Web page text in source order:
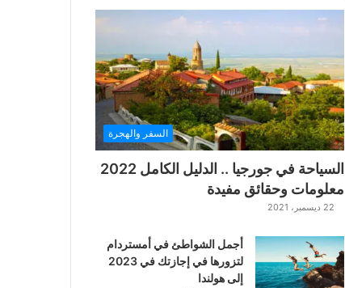
ب
ر
ب
ا
ل
ت
ت
ا
ر
ا
ل
ا
س
السفر والهجرة
السياحة في جورجيا .. الدليل الكامل 2022
معلومات وحقائق مفيدة
22 ديسمبر، 2021
أجمل الشواطئ في أمستردام
لتزورها في إجازتك في 2023
إلى هولندا